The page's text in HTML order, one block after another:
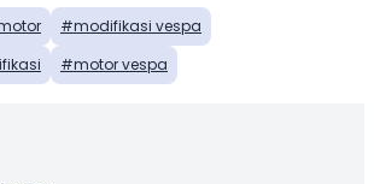
modifikasi vespa
motor vespa